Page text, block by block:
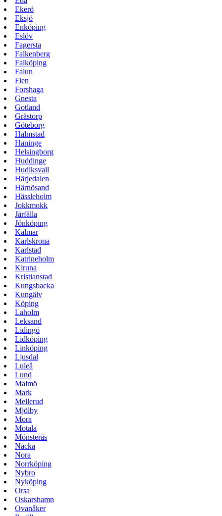
Ekerö
Eksjö
Enköping
Eslöv
Fagersta
Falkenberg
Falköping
Falun
Flen
Forshaga
Gnesta
Gotland
Grästorp
Göteborg
Halmstad
Haninge
Helsingborg
Huddinge
Hudiksvall
Härjedalen
Härnösand
Hässleholm
Jokkmokk
Järfälla
Jönköping
Kalmar
Karlskrona
Karlstad
Katrineholm
Kiruna
Kristianstad
Kungsbacka
Kungälv
Köping
Laholm
Leksand
Lidingö
Lidköping
Linköping
Ljusdal
Luleå
Lund
Malmö
Mark
Mellerud
Mjölby
Mora
Motala
Mönsterås
Nacka
Nora
Norrköping
Nybro
Nyköping
Orsa
Oskarshamn
Ovanåker